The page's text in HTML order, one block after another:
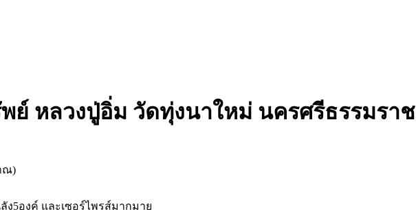
ย์ หลวงปู่อิ่ม วัดทุ่งนาใหม่ นครศรีธรรมราช
ณ)
ง5องค์ และเซอร์ไพรส์มากมาย